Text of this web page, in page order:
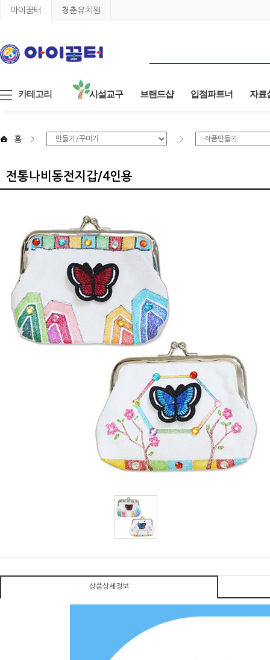
아이꿈터 청춘유치원
카테고리 시설교구 브랜드샵 입점파트너 자료
홈
전통나비동전지갑/4인용
상품상세정보